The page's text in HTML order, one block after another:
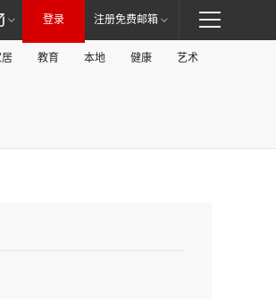
登录 注册免费邮箱
居 教育 本地 健康 艺术